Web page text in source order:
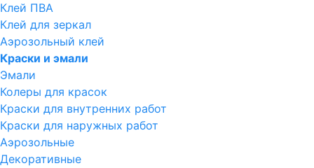
Клей ПВА
Клей для зеркал
Аэрозольный клей
Краски и эмали
Эмали
Колеры для красок
Краски для внутренних работ
Краски для наружных работ
Аэрозольные
Декоративные